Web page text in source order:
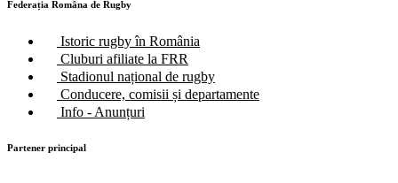
Federația Româna de Rugby
Istoric rugby în România
Cluburi afiliate la FRR
Stadionul național de rugby
Conducere, comisii și departamente
Info - Anunțuri
Partener principal